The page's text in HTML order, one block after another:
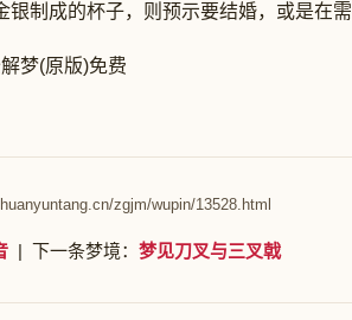
成的杯子，则预示要结婚，或是在需
梦(原版)免费
zgjm/wupin/13528.html
| 下一条梦境： 梦见刀叉与三叉戟